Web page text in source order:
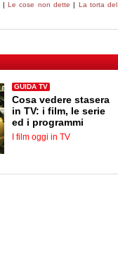
|Le cose non dette | La torta del
GUIDA TV
Cosa vedere stasera
in TV: i film, le serie
ed i programmi
I film oggi in TV